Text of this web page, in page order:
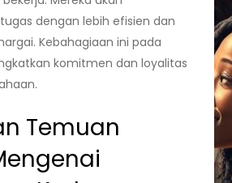
dengan lebih efisien dan
Kebahagiaan ini pada
komitmen dan loyalitas
Temuan